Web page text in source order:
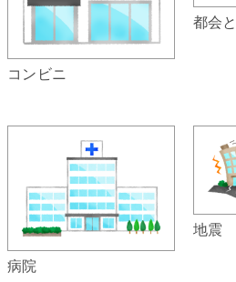
コンビニ
都会
病院
地震